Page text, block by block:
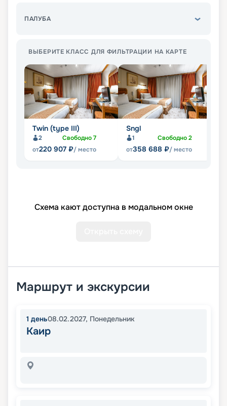
ПАЛУБА
ВЫБЕРИТЕ КЛАСС ДЛЯ ФИЛЬТРАЦИИ НА КАРТЕ
Twin (type III)
2 Свободно7
от220 907 ₽/ место
Sngl
1 Свободно2
от358 688 ₽/ место
Схема кают доступна в модальном окне
Маршрут и экскурсии
1 день08.02.2027, Понедельник
Каир